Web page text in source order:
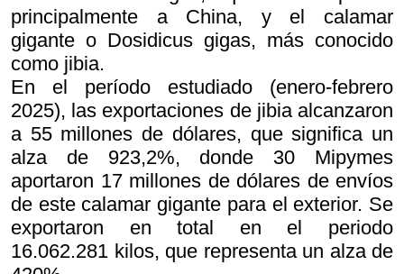
principalmente a China, y el calamar
gigante o Dosidicus gigas, más conocido
como jibia.
En el período estudiado (enero-febrero
2025), las exportaciones de jibia alcanzaron
a 55 millones de dólares, que significa un
alza de 923,2%, donde 30 Mipymes
aportaron 17 millones de dólares de envíos
de este calamar gigante para el exterior. Se
exportaron en total en el periodo
16.062.281 kilos, que representa un alza de